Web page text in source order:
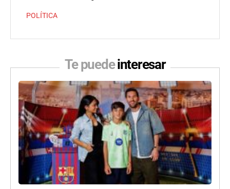
POLÍTICA
Te puedeinteresar